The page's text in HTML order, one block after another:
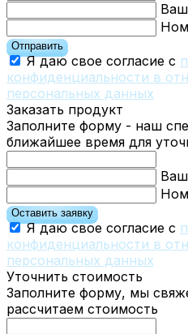
Отправить
Я даю свое согласие с
конфиденциальности в
персональных данных
Заказать продукт
Заполните форму - наш
ближайшее время для
Оставить заявку
Я даю свое согласие с
конфиденциальности в
персональных данных
Уточнить стоимость
Заполните форму, мы
рассчитаем стоимость